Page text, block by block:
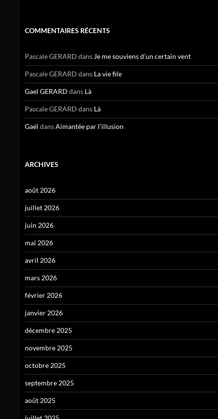
COMMENTAIRES RÉCENTS
Pascale GERARD dansJe me souviens d’un certain vent
Pascale GERARD dans La vie file
Gael GERARD dans Là
Pascale GERARD dans Là
Gaël dansAimantée par l’illusion
ARCHIVES
août 2026
juillet 2026
juin 2026
mai 2026
avril 2026
mars 2026
février 2026
janvier 2026
décembre 2025
novembre 2025
octobre 2025
septembre 2025
août 2025